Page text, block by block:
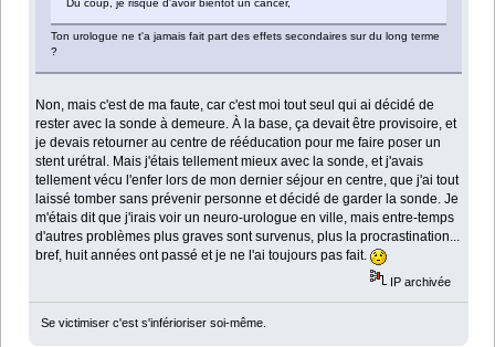
Ton urologue ne t'a jamais fait part des effets secondaires sur du long terme
?
Non, mais c'est de ma faute, car c'est moi tout seul qui ai décidé de
rester avec la sonde à demeure. À la base, ça devait être provisoire, et
je devais retourner au centre de rééducation pour me faire poser un
stent urétral. Mais j'étais tellement mieux avec la sonde, et j'avais
tellement vécu l'enfer lors de mon dernier séjour en centre, que j'ai tout
laissé tomber sans prévenir personne et décidé de garder la sonde. Je
m'étais dit que j'irais voir un neuro-urologue en ville, mais entre-temps
d'autres problèmes plus graves sont survenus, plus la procrastination...
bref, huit années ont passé et je ne l'ai toujours pas fait.
IP archivée
Se victimiser c'est s'inférioriser soi-même.